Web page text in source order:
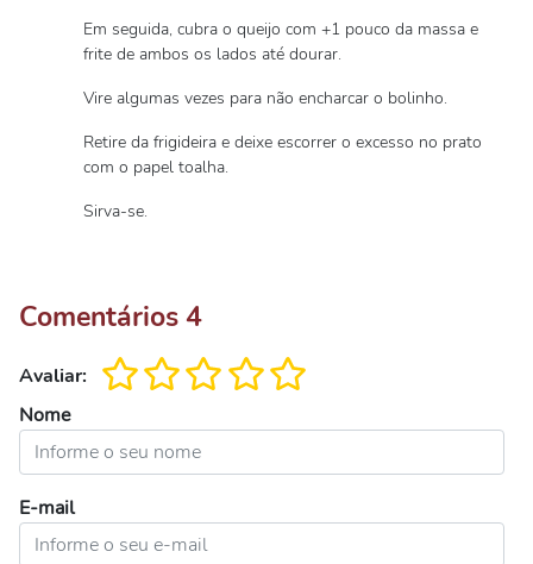
Em seguida, cubra o queijo com +1 pouco da massa e
frite de ambos os lados até dourar.
Vire algumas vezes para não encharcar o bolinho.
Retire da frigideira e deixe escorrer o excesso no prato
com o papel toalha.
Sirva-se.
Comentários4
Avaliar:
Nome
E-mail